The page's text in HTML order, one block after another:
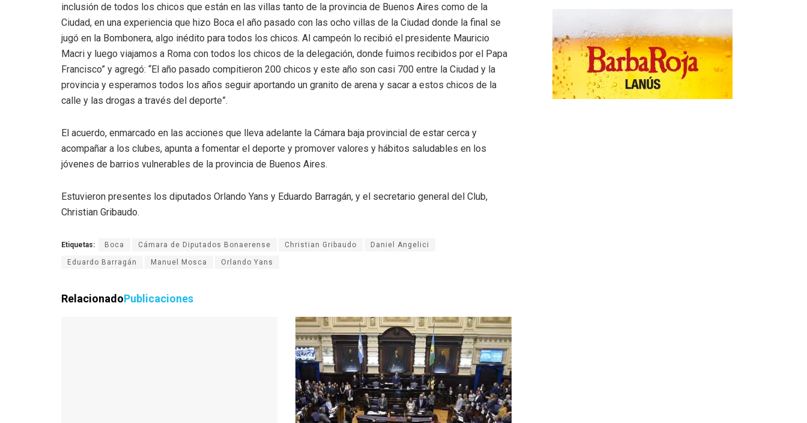
inclusión de todos los chicos que están en las villas tanto de la provincia de Buenos Aires como de la
Ciudad, en una experiencia que hizo Boca el año pasado con las ocho villas de la Ciudad donde la final se
jugó en la Bombonera, algo inédito para todos los chicos. Al campeón lo recibió el presidente Mauricio
Macri y luego viajamos a Roma con todos los chicos de la delegación, donde fuimos recibidos por el Papa
Francisco” y agregó: “El año pasado compitieron 200 chicos y este año son casi 700 entre la Ciudad y la
provincia y esperamos todos los años seguir aportando un granito de arena y sacar a estos chicos de la
calle y las drogas a través del deporte”.
El acuerdo, enmarcado en las acciones que lleva adelante la Cámara baja provincial de estar cerca y
acompañar a los clubes, apunta a fomentar el deporte y promover valores y hábitos saludables en los
jóvenes de barrios vulnerables de la provincia de Buenos Aires.
Estuvieron presentes los diputados Orlando Yans y Eduardo Barragán, y el secretario general del Club,
Christian Gribaudo.
Etiquetas: Boca Cámara de Diputados Bonaerense Christian Gribaudo Daniel Angelici
Eduardo Barragán Manuel Mosca Orlando Yans
RelacionadoPublicaciones